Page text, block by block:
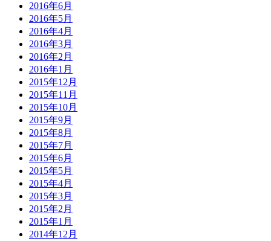
2016年6月
2016年5月
2016年4月
2016年3月
2016年2月
2016年1月
2015年12月
2015年11月
2015年10月
2015年9月
2015年8月
2015年7月
2015年6月
2015年5月
2015年4月
2015年3月
2015年2月
2015年1月
2014年12月